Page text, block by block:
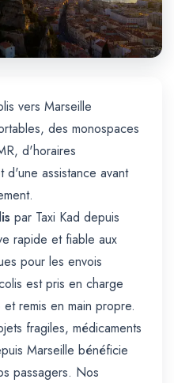
vers Marseille
des monospaces
d'horaires
d'une assistance avant
par Taxi Kad depuis
rapide et fiable aux
pour les envois
est pris en charge
remis en main propre.
fragiles, médicaments
Marseille bénéficie
passagers. Nos